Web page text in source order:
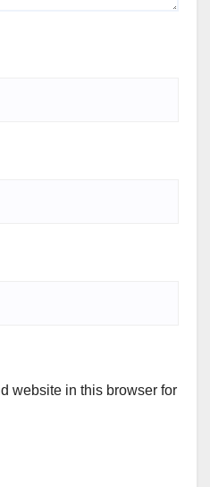
website in this browser for